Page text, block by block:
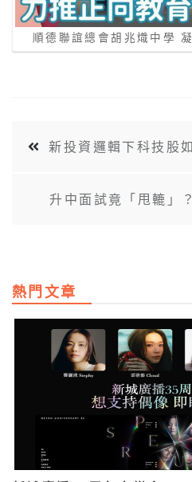
順德聯誼總會胡兆熾中學
新投資邏輯下科技股
升中面試竟「甩轆」
熱門文章